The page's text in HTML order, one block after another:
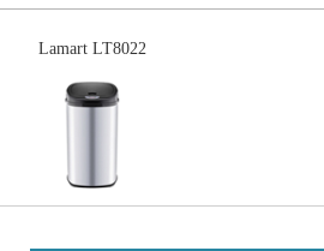
Lamart LT8022